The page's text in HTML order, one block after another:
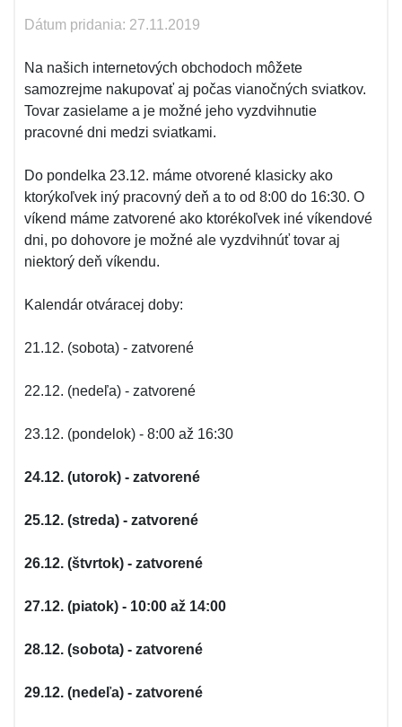
Dátum pridania: 27.11.2019
Na našich internetových obchodoch môžete
samozrejme nakupovať aj počas vianočných sviatkov.
Tovar zasielame a je možné jeho vyzdvihnutie
pracovné dni medzi sviatkami.
Do pondelka 23.12. máme otvorené klasicky ako
ktorýkoľvek iný pracovný deň a to od 8:00 do 16:30. O
víkend máme zatvorené ako ktorékoľvek iné víkendové
dni, po dohovore je možné ale vyzdvihnúť tovar aj
niektorý deň víkendu.
Kalendár otváracej doby:
21.12. (sobota) - zatvorené
22.12. (nedeľa) - zatvorené
23.12. (pondelok) - 8:00 až 16:30
24.12. (utorok) - zatvorené
25.12. (streda) - zatvorené
26.12. (štvrtok) - zatvorené
27.12. (piatok) - 10:00 až 14:00
28.12. (sobota) - zatvorené
29.12. (nedeľa) - zatvorené